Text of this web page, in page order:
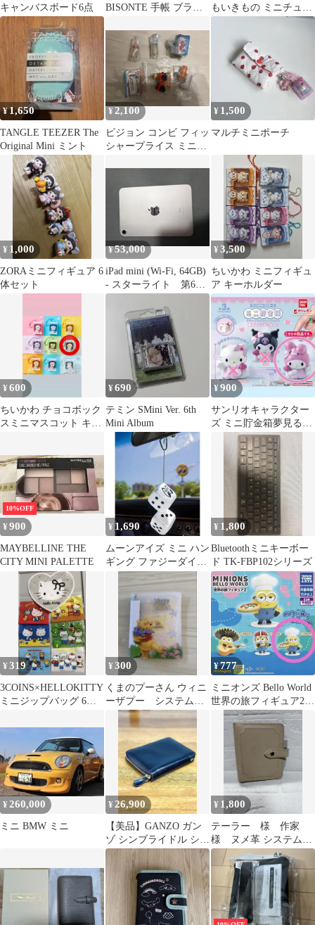
キャンバスボード6点
BISONTE 手帳 ブラウ
旧ロゴ
もいきもの ミニチュア
パッケージチャーム 全
¥1,650
TANGLE TEEZER The
Original Mini ミント
¥ 2,100
ピジョン コンビ フィッ
シャープライス ミニチ
¥ 1,500
マルチミニポーチ
¥ 1,000
ZORAミニフィギュア 6
体セット
¥53,000
iPad mini (Wi-Fi, 64GB)
- スターライト 第6世
代
¥3,500
ちいかわ ミニフィギュ
ア キーホルダー
¥600
ちいかわ チョコボック
スミニマスコット キー
¥690
テミン SMini Ver. 6th
Mini Album
¥900
サンリオキャラクター
ズ ミニ貯金箱夢見るエ
ンジェルver. マイメロ
ディ1個
10%OFF
¥900
MAYBELLINE THE
CITY MINI PALETTE
¥ 1,690
ムーンアイズ ミニ ハン
ギング ファジーダイス
MOONEYES ホワイト
車内ミラー アクセサリ
ー ツインダイス
¥ 1,800
Bluetoothミニキーボー
ド TK-FBP102シリーズ
¥319
3COINS×HELLOKITTY
ミニジップバッグ 6枚
¥300
くまのプーさん ウィニ
ーザプー システム手
帳 ミニサイズ
¥777
ミニオンズ Bello World
世界の旅フィギュア2
イタリア
¥ 260,000
ミニ BMW ミニ
¥ 26,900
【美品】GANZO ガン
ゾ シンブライドル シス
テム手帳 Ｍ6 ミニ6 ブ
ラック
¥ 1,800
テーラー 様 作家
様 ヌメ革 システム手
帳 ミニ6 バインダー